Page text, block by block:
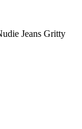
Jeans Gritty